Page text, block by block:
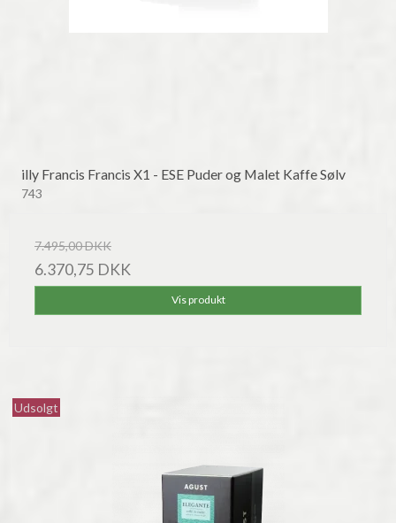
illy Francis Francis X1 - ESE Puder og Malet Kaffe Sølv
743
7.495,00 DKK
6.370,75 DKK
Vis produkt
Udsolgt